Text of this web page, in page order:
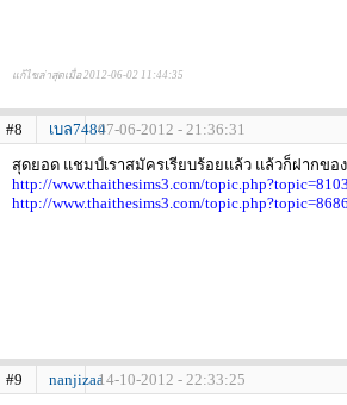
แก้ไขล่าสุดเมื่อ 2012-06-02 11:44:35
#8 เบล748407-06-2012 - 21:36:31
สุดยอด แชมป์เราสมัครเรียบร้อยแล้ว แล้วก็ฝากของ
http://www.thaithesims3.com/
http://www.thaithesims3.com/
#9 nanjizaa14-10-2012 - 22:33:25